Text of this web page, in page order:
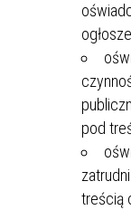
pod
treścią